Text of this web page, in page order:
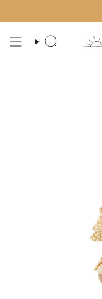
Zoeken